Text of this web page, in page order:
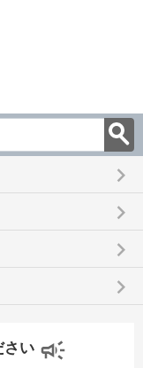
keyboard_arrow_right
keyboard_arrow_right
keyboard_arrow_right
keyboard_arrow_right
さい